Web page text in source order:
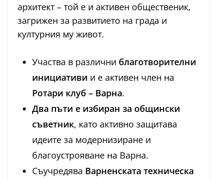
архитект – той е и активен общественик,
загрижен за развитието на града и
културния му живот.
Участва в различни благотворителни
инициативи и е активен член на
Ротари клуб – Варна.
Два пъти е избиран за общински
съветник, като активно защитава
идеите за модернизиране и
благоустрояване на Варна.
Съучредява Варненската техническа